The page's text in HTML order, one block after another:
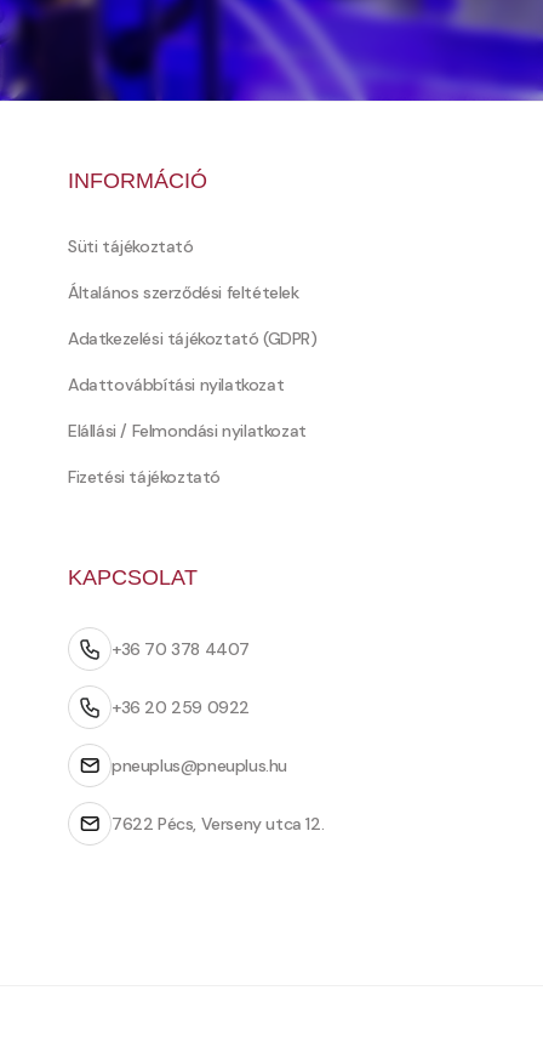
INFORMÁCIÓ
Süti tájékoztató
Általános szerződési feltételek
Adatkezelési tájékoztató (GDPR)
Adattovábbítási nyilatkozat
Elállási / Felmondási nyilatkozat
Fizetési tájékoztató
KAPCSOLAT
+36 70 378 4407
+36 20 259 0922
pneuplus@pneuplus.hu
7622 Pécs, Verseny utca 12.